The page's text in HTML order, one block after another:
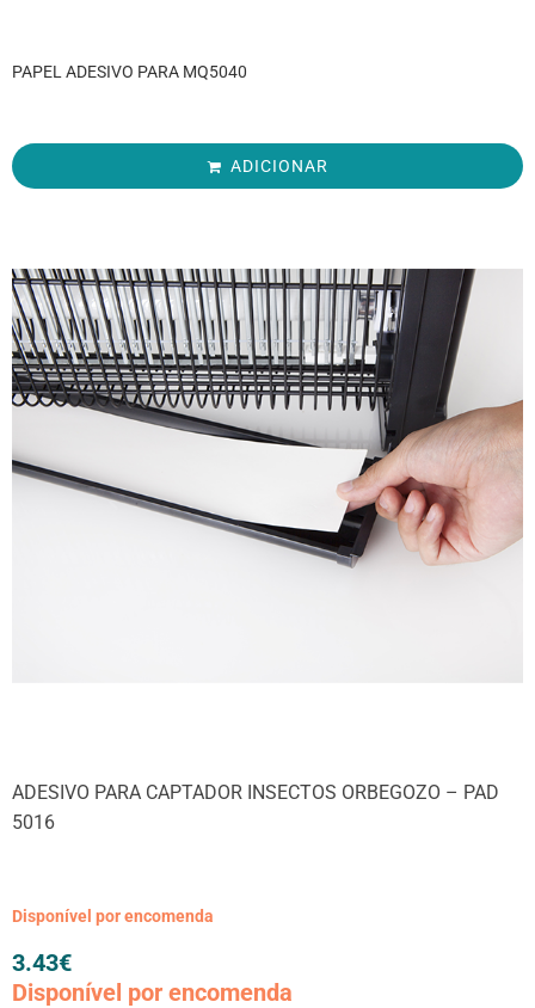
PAPEL ADESIVO PARA MQ5040
ADICIONAR
ADESIVO PARA CAPTADOR INSECTOS ORBEGOZO – PAD
5016
Disponível por encomenda
3.43€
Disponível por encomenda